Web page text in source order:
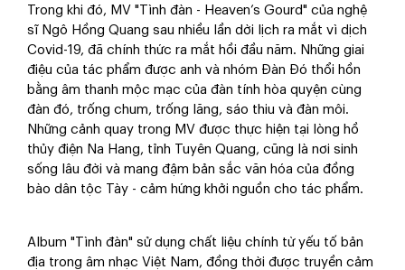
Trong khi đó, MV "Tình đàn - Heaven’s Gourd" của nghệ
sĩ Ngô Hồng Quang sau nhiều lần dời lịch ra mắt vì dịch
Covid-19, đã chính thức ra mắt hồi đầu năm. Những giai
điệu của tác phẩm được anh và nhóm Đàn Đó thổi hồn
bằng âm thanh mộc mạc của đàn tính hòa quyện cùng
đàn đó, trống chum, trống lăng, sáo thiu và đàn môi.
Những cảnh quay trong MV được thực hiện tại lòng hồ
thủy điện Na Hang, tỉnh Tuyên Quang, cũng là nơi sinh
sống lâu đời và mang đậm bản sắc văn hóa của đồng
bào dân tộc Tày - cảm hứng khởi nguồn cho tác phẩm.
Album "Tình đàn" sử dụng chất liệu chính từ yếu tố bản
địa trong âm nhạc Việt Nam, đồng thời được truyền cảm